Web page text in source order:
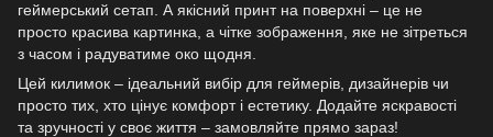
геймерський сетап. А якісний принт на поверхні – це не
просто красива картинка, а чітке зображення, яке не зітреться
з часом і радуватиме око щодня.
Цей килимок – ідеальний вибір для геймерів, дизайнерів чи
просто тих, хто цінує комфорт і естетику. Додайте яскравості
та зручності у своє життя – замовляйте прямо зараз!